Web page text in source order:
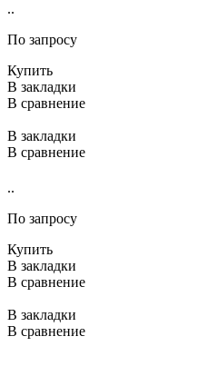
..
По запросу
Купить
В закладки
В сравнение
В закладки
В сравнение
..
По запросу
Купить
В закладки
В сравнение
В закладки
В сравнение